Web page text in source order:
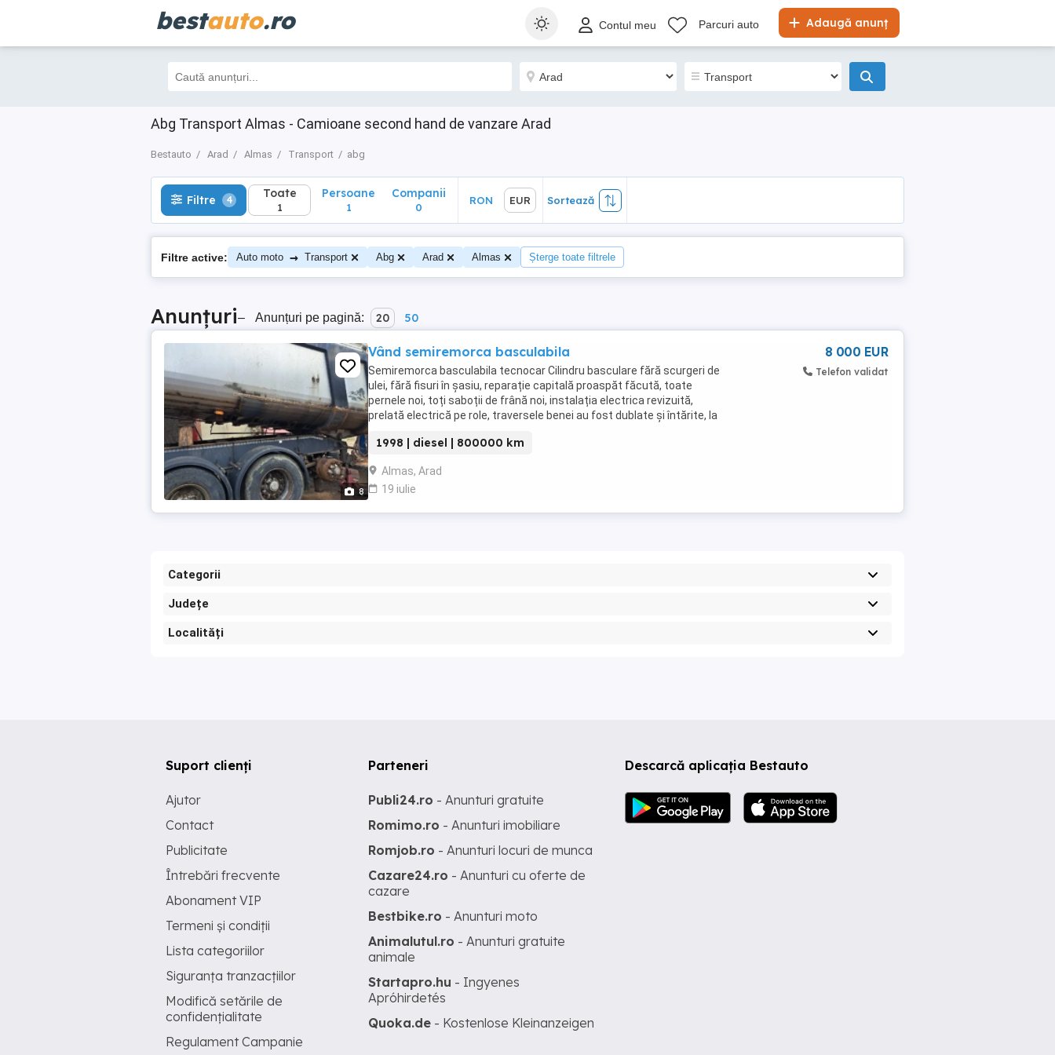
bestauto.ro Adaugă anunț
Contul meu Parcuri auto
Abg Transport Almas - Camioane second hand de vanzare Arad
Bestauto Arad Almas Transport abg
Filtre 4 Toate
1
Sortează
Filtre 4 Toate
1
Persoane
1
Companii
0
RON EUR Sortează
Filtre active: Auto moto → Transport Abg Arad Almas Șterge toate filtrele
Anunțuri– Anunțuri pe pagină: 20 50
8
Vând semiremorca basculabila
Semiremorca basculabila tecnocar Cilindru basculare fără scurgeri de
ulei, fără fisuri în șasiu, reparație capitală proaspăt făcută, toate
pernele noi, toți saboții de frână noi, instalația electrica revizuită,
prelată electrică pe role, traversele benei au fost dublate și întărite, la
1998 | diesel | 800000 km
Almas, Arad
19 iulie
8 000 EUR
Telefon validat
Categorii
Județe
Localități
Descarcă aplicația Bestauto
Suport clienți
Ajutor
Contact
Publicitate
Întrebări frecvente
Abonament VIP
Termeni și condiții
Lista categoriilor
Siguranța tranzacțiilor
Modifică setările de
confidențialitate
Regulament Campanie
Parteneri
Publi24.ro - Anunturi gratuite
Romimo.ro - Anunturi imobiliare
Romjob.ro - Anunturi locuri de munca
Cazare24.ro - Anunturi cu oferte de
cazare
Bestbike.ro - Anunturi moto
Animalutul.ro - Anunturi gratuite
animale
Startapro.hu - Ingyenes
Apróhirdetés
Quoka.de - Kostenlose Kleinanzeigen